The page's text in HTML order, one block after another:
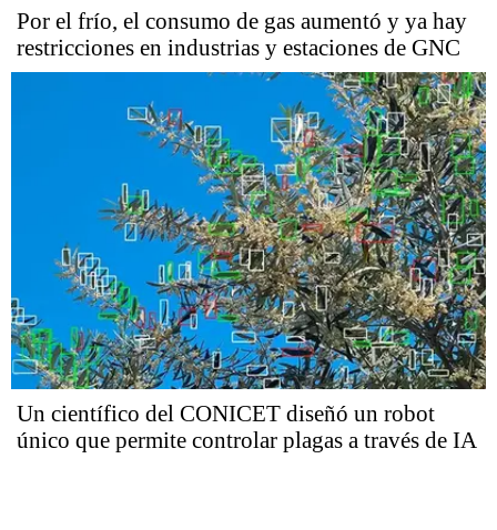
Por el frío, el consumo de gas aumentó y ya hay
restricciones en industrias y estaciones de GNC
Un científico del CONICET diseñó un robot
único que permite controlar plagas a través de IA